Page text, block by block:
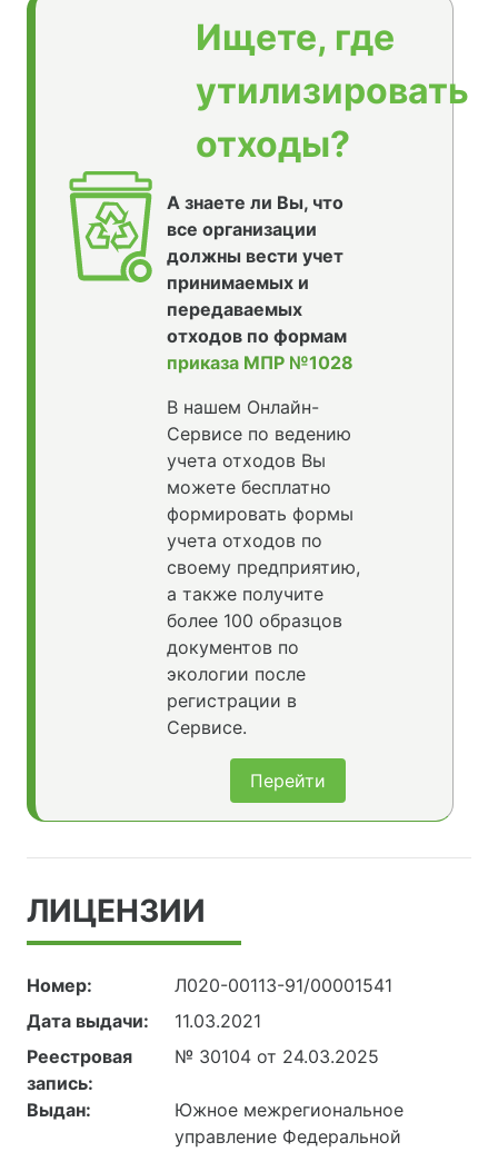
Ищете, где
утилизировать
отходы?
А знаете ли Вы, что
все организации
должны вести учет
принимаемых и
передаваемых
отходов по формам
приказа МПР №1028
В нашем Онлайн-
Сервисе по ведению
учета отходов Вы
можете бесплатно
формировать формы
учета отходов по
своему предприятию,
а также получите
более 100 образцов
документов по
экологии после
регистрации в
Сервисе.
Перейти
ЛИЦЕНЗИИ
Номер:
Л020-00113-91/00001541
Дата выдачи:
11.03.2021
Реестровая
запись:
№ 30104 от 24.03.2025
Выдан:
Южное межрегиональное
управление Федеральной